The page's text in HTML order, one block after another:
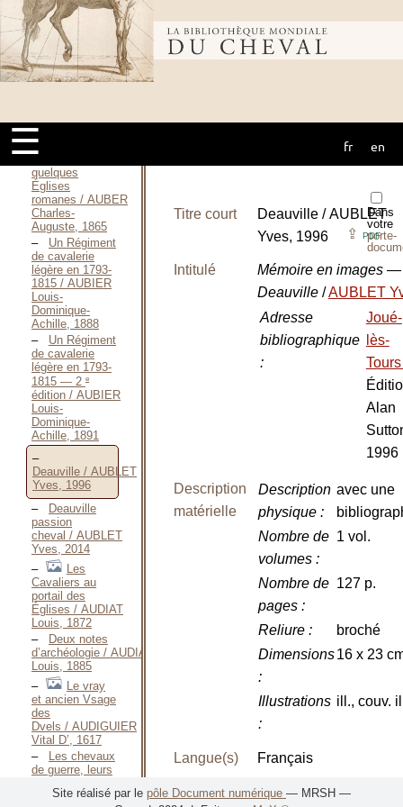
Bibliothèque
mondiale du
cheval
☰ fr en
1996
Il museo
storico della
cavalleria / Associazione
Amici del
Museo Storico
Équestres
sculptées aux
Tympans de
quelques
Églises
romanes / AUBER
Charles-
Auguste, 1865
Un Régiment
de cavalerie
légère en 1793-
1815 / AUBIER
Louis-
Dominique-
Achille, 1888
Un Régiment
de cavalerie
légère en 1793-
1815 — 2 e
édition / AUBIER
Louis-
Dominique-
Achille, 1891
Deauville / AUBLET
Yves, 1996
Deauville
passion
cheval / AUBLET
Yves, 2014
Les
Cavaliers au
portail des
Églises / AUDIAT
Louis, 1872
Deux notes
d’archéologie / AUDIAT
Louis, 1885
Le vray
et ancien Vsage
des
Dvels / AUDIGUIER
Vital D’, 1617
Les chevaux
de guerre, leurs
ferrures / AUREGGIO
Dans
votre
porte-
⇪ PDF
Titre court
Deauville / AUBLET
Yves, 1996
Intitulé
Mémoire en images —
Deauville /AUBLET
Adresse
bibliographique
:
Joué-
lès-
Alan
1996
Description
matérielle
Description
physique:
avec une
Nombre de
volumes:
1 vol.
Nombre de
pages:
127 p.
Reliure:
broché
Dimensions
:
16 x 23
Illustrations
:
ill., couv.
Langue(s) Français
EAN 9782910444778
Site réalisé par le pôle Document numérique — MRSH —